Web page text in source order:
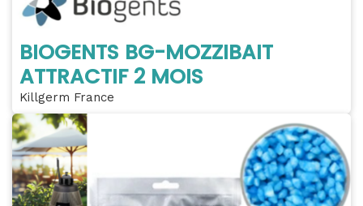
BIOGENTS BG-MOZZIBAIT
ATTRACTIF 2 MOIS
Killgerm France